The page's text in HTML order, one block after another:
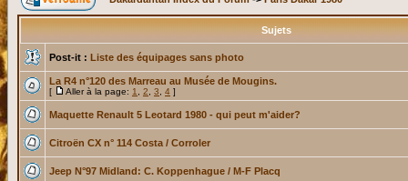
Sujets
Post-it : Liste des équipages sans photo
La R4 n°120 des Marreau au Musée de Mougins.
[ Aller à la page: 1 2 3 4 ]
Maquette Renault 5 Leotard 1980 - qui peut m'aider?
Citroën CX n° 114 Costa / Corroler
Jeep N°97 Midland: C. Koppenhague / M-F Placq